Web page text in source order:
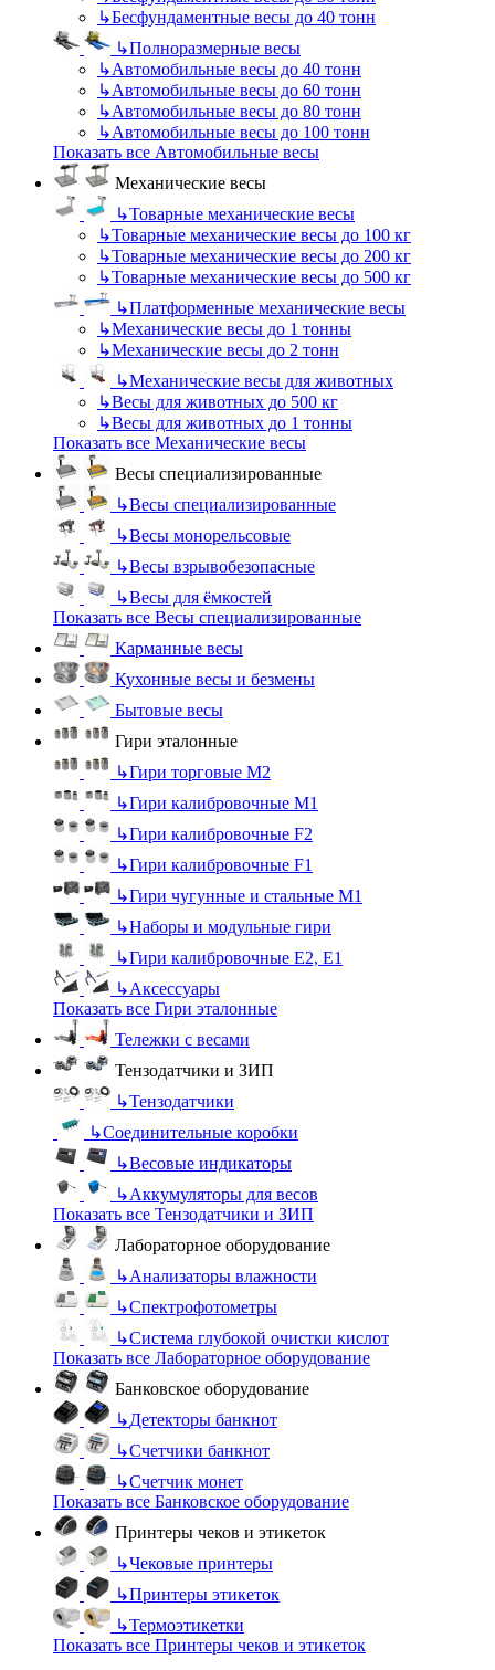
↳Бесфундаментные весы до 40 тонн
↳Полноразмерные весы
↳Автомобильные весы до 40 тонн
↳Автомобильные весы до 60 тонн
↳Автомобильные весы до 80 тонн
↳Автомобильные весы до 100 тонн
Показать все Автомобильные весы
Механические весы
↳Товарные механические весы
↳Товарные механические весы до 100 кг
↳Товарные механические весы до 200 кг
↳Товарные механические весы до 500 кг
↳Платформенные механические весы
↳Механические весы до 1 тонны
↳Механические весы до 2 тонн
↳Механические весы для животных
↳Весы для животных до 500 кг
↳Весы для животных до 1 тонны
Показать все Механические весы
Весы специализированные
↳Весы специализированные
↳Весы монорельсовые
↳Весы взрывобезопасные
↳Весы для ёмкостей
Показать все Весы специализированные
Карманные весы
Кухонные весы и безмены
Бытовые весы
Гири эталонные
↳Гири торговые М2
↳Гири калибровочные М1
↳Гири калибровочные F2
↳Гири калибровочные F1
↳Гири чугунные и стальные М1
↳Наборы и модульные гири
↳Гири калибровочные E2, Е1
↳Аксессуары
Показать все Гири эталонные
Тележки с весами
Тензодатчики и ЗИП
↳Тензодатчики
↳Соединительные коробки
↳Весовые индикаторы
↳Аккумуляторы для весов
Показать все Тензодатчики и ЗИП
Лабораторное оборудование
↳Анализаторы влажности
↳Спектрофотометры
↳Система глубокой очистки кислот
Показать все Лабораторное оборудование
Банковское оборудование
↳Детекторы банкнот
↳Счетчики банкнот
↳Счетчик монет
Показать все Банковское оборудование
Принтеры чеков и этикеток
↳Чековые принтеры
↳Принтеры этикеток
↳Термоэтикетки
Показать все Принтеры чеков и этикеток